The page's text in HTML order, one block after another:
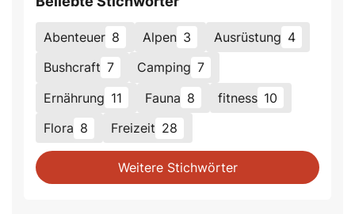
Abenteuer 8 Alpen 3 Ausrüstung 4
Bushcraft 7 Camping 7
Ernährung 11 Fauna 8 fitness 10
Flora 8 Freizeit 28
Weitere Stichwörter